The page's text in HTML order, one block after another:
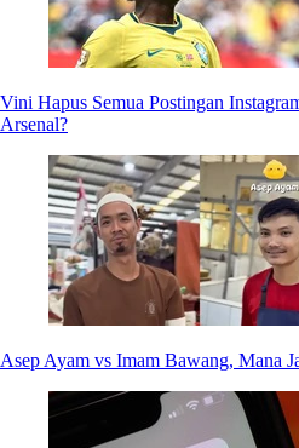
Vini Hapus Semua Postingan
Arsenal?
Asep Ayam vs Imam Bawang, Mana